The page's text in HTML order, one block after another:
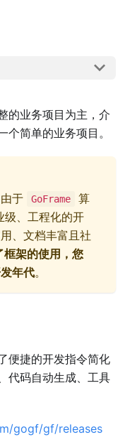
的业务项目为主，介
简单的业务项目。
由于 GoFrame
算
级、工程化的开
、文档丰富且社
框架的使用，您
年代。
便捷的开发指令简化
代码自动生成、工具
gogf/gf/releases